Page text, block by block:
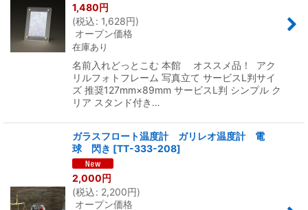
1,480円
(税込: 1,628円)
オープン価格
在庫あり
名前入れどっとこむ 本館 オススメ品！ アク
リルフォトフレーム 写真立て サービスL判サイ
ズ 推奨127mm×89mm サービスL判 シンプル ク
リア スタンド付き…
ガラスフロート温度計 ガリレオ温度計 電
球 閃き [TT-333-208]
2,000円
(税込: 2,200円)
オープン価格